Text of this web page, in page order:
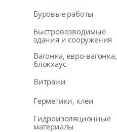
Буровые работы
Быстровозводимые
здания и сооружения
Вагонка, евро-вагонка,
блокхаус
Витражи
Герметики, клеи
Гидроизоляционные
материалы